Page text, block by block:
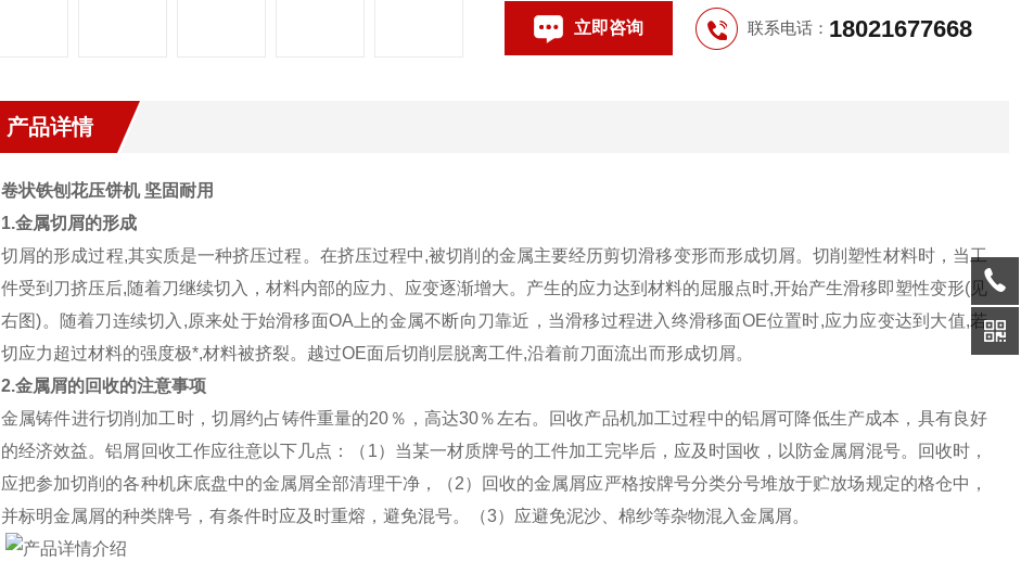
立即咨询 联系电话： 18021677668
产品详情
卷状铁刨花压饼机 坚固耐用
1.金属切屑的形成
切屑的形成过程,其实质是一种挤压过程。在挤压过程中,被切削的金属主要经历剪切滑移变形而形成切屑。切削塑性材料时，当工
件受到刀挤压后,随着刀继续切入，材料内部的应力、应变逐渐增大。产生的应力达到材料的屈服点时,开始产生滑移即塑性变形(见
右图)。随着刀连续切入,原来处于始滑移面OA上的金属不断向刀靠近，当滑移过程进入终滑移面OE位置时,应力应变达到大值,若
切应力超过材料的强度极*,材料被挤裂。越过OE面后切削层脱离工件,沿着前刀面流出而形成切屑。
2.金属屑的回收的注意事项
金属铸件进行切削加工时，切屑约占铸件重量的20％，高达30％左右。回收产品机加工过程中的铝屑可降低生产成本，具有良好
的经济效益。铝屑回收工作应往意以下几点：（1）当某一材质牌号的工件加工完毕后，应及时国收，以防金属屑混号。回收时，
应把参加切削的各种机床底盘中的金属屑全部清理干净，（2）回收的金属屑应严格按牌号分类分号堆放于贮放场规定的格仓中，
并标明金属屑的种类牌号，有条件时应及时重熔，避免混号。（3）应避免泥沙、棉纱等杂物混入金属屑。